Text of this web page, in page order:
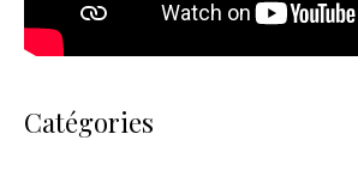
Catégories